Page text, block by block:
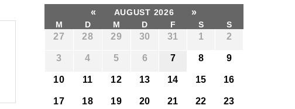
« AUGUST 2026 »
M D M D F S S
27 28 29 30 31 1 2
3 4 5 6 7 8 9
10 11 12 13 14 15 16
17 18 19 20 21 22 23